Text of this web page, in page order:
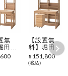
無
田木
カル
【設置無
料】堀田木
工所 幅
90cm カル
¥ 151,800
税込